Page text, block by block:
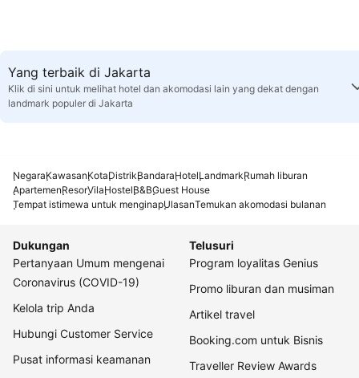
Yang terbaik di Jakarta
Klik di sini untuk melihat hotel dan akomodasi lain yang dekat dengan
landmark populer di Jakarta
NegaraKawasanKotaDistrikBandaraHotelLandmarkRumah liburan
ApartemenResorVilaHostelB&BGuest House
Tempat istimewa untuk menginapUlasanTemukan akomodasi bulanan
Dukungan
Pertanyaan Umum mengenai
Coronavirus (COVID-19)
Kelola trip Anda
Hubungi Customer Service
Pusat informasi keamanan
Telusuri
Program loyalitas Genius
Promo liburan dan musiman
Artikel travel
Booking.com untuk Bisnis
Traveller Review Awards